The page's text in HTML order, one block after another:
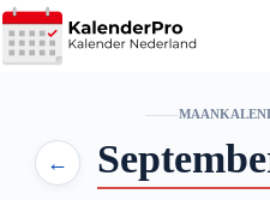
Ga
naar
de
←